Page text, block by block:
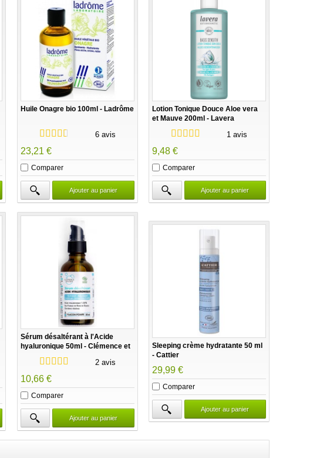
Huile Onagre bio 100ml - Ladrôme
6 avis
23,21 €
Comparer
Ajouter au panier
Lotion Tonique Douce Aloe vera
et Mauve 200ml - Lavera
1 avis
9,48 €
Comparer
Ajouter au panier
Sérum désaltérant à l'Acide
hyaluronique 50ml - Clémence et
Vivien
2 avis
10,66 €
Comparer
Ajouter au panier
Sleeping crème hydratante 50 ml
- Cattier
29,99 €
Comparer
Ajouter au panier